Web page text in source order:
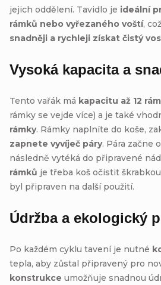
jejich oddělení. Tavidlo je ideální
rámků nebo vyřezaného voští,
snadněji a rychleji získat čistý
Vysoká kapacita a
Tento vařák má kapacitu až 12
rámky se vejde více) a je také
rámky. Rámky naplníte do koše,
zapnete vyvíječ páry. Pára začne
následně vytéká do připravené
rámků je třeba koš očistit
byl připraven na další použití.
Údržba a ekologický
Po každém cyklu tavení je nutné
tepla, aby zůstal připravený pro
konstrukce umožňuje snadnou